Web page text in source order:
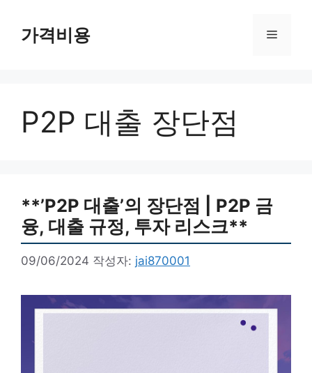
가격비용 메
P2P 대출 장단점
**’P2P 대출’의 장단점 | P2P 금
융, 대출 규정, 투자 리스크**
09/06/2024 작성자: jai870001